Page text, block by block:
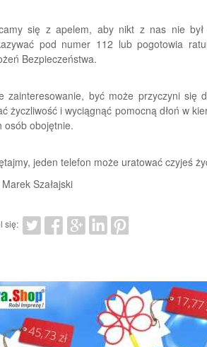
się z apelem, aby nikt z nas nie był
pod numer 112 lub pogotowia
Bezpieczeństwa.
zainteresowanie, być może przyczyni
życzliwość i wyciągnąć pomocną dłoń w
osób obojętnie.
jeden telefon może uratować czyjeś
Szałajski
się: